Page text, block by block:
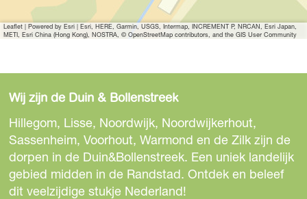
e
e
e
l
d
i
n
Leaflet | Powered by Esri | Esri, HERE, Garmin, USGS, Intermap, INCREMENT P, NRCAN, Esri Japan,
METI, Esri China (Hong Kong), NOSTRA, © OpenStreetMap contributors, and the GIS User Community
Wij zijn de Duin & Bollenstreek
Hillegom, Lisse, Noordwijk, Noordwijkerhout,
Sassenheim, Voorhout, Warmond en de Zilk zijn de
dorpen in de Duin&Bollenstreek. Een uniek landelijk
gebied midden in de Randstad. Ontdek en beleef
dit veelzijdige stukje Nederland!